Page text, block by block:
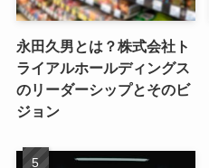
永田久男とは？株式会社ト
ライアルホールディングス
のリーダーシップとそのビ
ジョン